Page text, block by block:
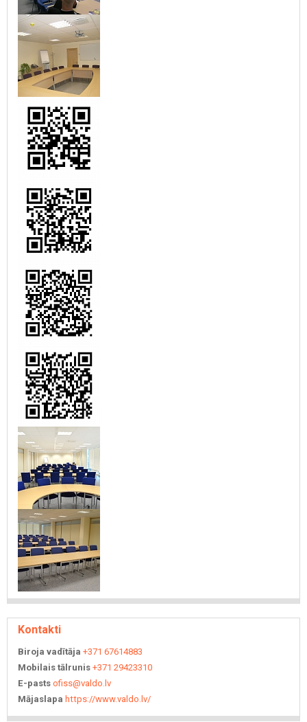
Kontakti
Biroja vadītāja +371 67614883
Mobilais tālrunis +371 29423310
E-pasts ofiss@valdo.lv
Mājaslapa https://www.valdo.lv/